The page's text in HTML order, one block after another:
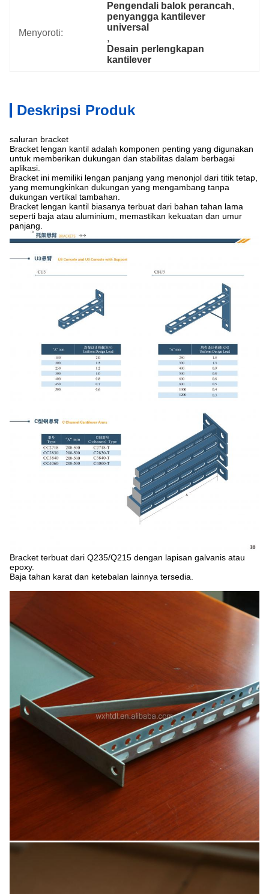
Menyoroti:
Pengendali balok perancah,
penyangga kantilever
universal
,
Desain perlengkapan
kantilever
Deskripsi Produk
saluran bracket
Bracket lengan kantil adalah komponen penting yang digunakan
untuk memberikan dukungan dan stabilitas dalam berbagai
aplikasi.
Bracket ini memiliki lengan panjang yang menonjol dari titik tetap,
yang memungkinkan dukungan yang mengambang tanpa
dukungan vertikal tambahan.
Bracket lengan kantil biasanya terbuat dari bahan tahan lama
seperti baja atau aluminium, memastikan kekuatan dan umur
panjang.
Bracket terbuat dari Q235/Q215 dengan lapisan galvanis atau
epoxy.
Baja tahan karat dan ketebalan lainnya tersedia.